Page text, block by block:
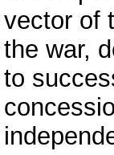
vector of
the war,
to